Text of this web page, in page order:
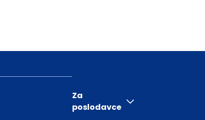
Za
poslodavce